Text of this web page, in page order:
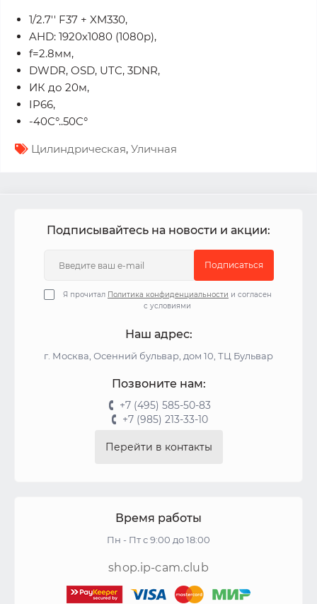
1/2.7'' F37 + XM330,
AHD: 1920х1080 (1080p),
f=2.8мм,
DWDR, OSD, UTC, 3DNR,
ИК до 20м,
IP66,
-40C°..50C°
Цилиндрическая, Уличная
Подписывайтесь на новости и акции:
Подписаться
Я прочитал Политика конфиденциальности и согласен
с условиями
Наш адрес:
г. Москва, Осенний бульвар, дом 10, ТЦ Бульвар
Позвоните нам:
+7 (495) 585-50-83
+7 (985) 213-33-10
Перейти в контакты
Время работы
Пн - Пт с 9:00 до 18:00
shop.ip-cam.club